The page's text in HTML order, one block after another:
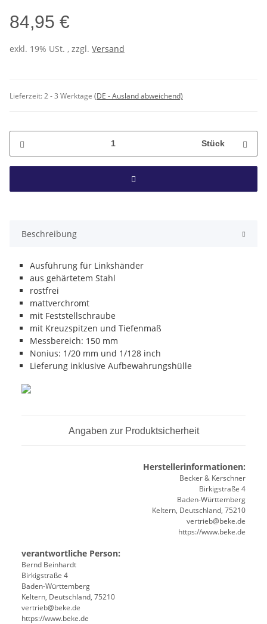
84,95 €
exkl. 19% USt. , zzgl. Versand
Lieferzeit:2 - 3 Werktage (DE - Ausland abweichend)
Stück
Beschreibung
Ausführung für Linkshänder
aus gehärtetem Stahl
rostfrei
mattverchromt
mit Feststellschraube
mit Kreuzspitzen und Tiefenmaß
Messbereich: 150 mm
Nonius: 1/20 mm und 1/128 inch
Lieferung inklusive Aufbewahrungshülle
Angaben zur Produktsicherheit
Herstellerinformationen:
Becker & Kerschner
Birkigstraße 4
Baden-Württemberg
Keltern, Deutschland, 75210
vertrieb@beke.de
https://www.beke.de
verantwortliche Person:
Bernd Beinhardt
Birkigstraße 4
Baden-Württemberg
Keltern, Deutschland, 75210
vertrieb@beke.de
https://www.beke.de